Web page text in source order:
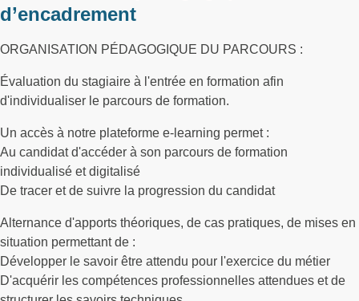
d’encadrement
ORGANISATION PÉDAGOGIQUE DU PARCOURS :
Évaluation du stagiaire à l'entrée en formation afin
d'individualiser le parcours de formation.
Un accès à notre plateforme e-learning permet :
Au candidat d'accéder à son parcours de formation
individualisé et digitalisé
De tracer et de suivre la progression du candidat
Alternance d'apports théoriques, de cas pratiques, de mises en
situation permettant de :
Développer le savoir être attendu pour l'exercice du métier
D'acquérir les compétences professionnelles attendues et de